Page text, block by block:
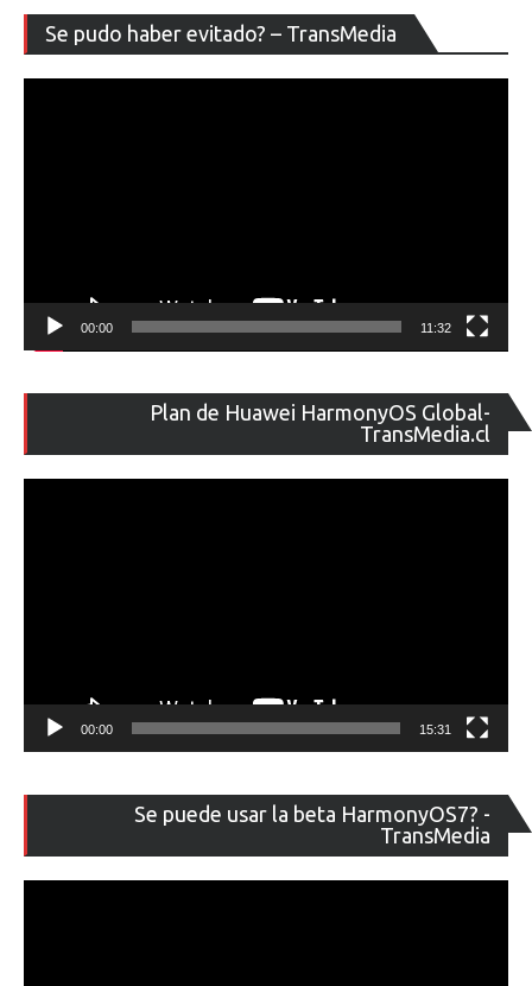
Se pudo haber evitado? – TransMedia
de
00:00 11:32
Plan de Huawei HarmonyOS Global-
TransMedia.cl
de
00:00 15:31
Se puede usar la beta HarmonyOS7? -
TransMedia
de